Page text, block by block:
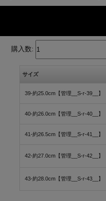
購入数:
サイズ
39-約25.0cm【管理__S-r-39__】
40-約26.0cm【管理__S-r-40__】
41-約26.5cm【管理__S-r-41__】
42-約27.0cm【管理__S-r-42__】
43-約28.0cm【管理__S-r-43__】